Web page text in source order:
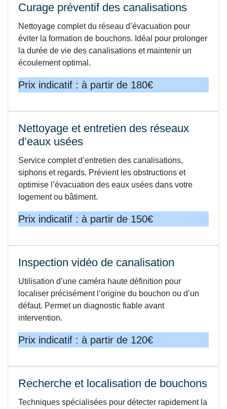
Curage préventif des canalisations
Nettoyage complet du réseau d’évacuation pour
éviter la formation de bouchons. Idéal pour prolonger
la durée de vie des canalisations et maintenir un
écoulement optimal.
Prix indicatif : à partir de 180€
Nettoyage et entretien des réseaux
d’eaux usées
Service complet d’entretien des canalisations,
siphons et regards. Prévient les obstructions et
optimise l’évacuation des eaux usées dans votre
logement ou bâtiment.
Prix indicatif : à partir de 150€
Inspection vidéo de canalisation
Utilisation d’une caméra haute définition pour
localiser précisément l’origine du bouchon ou d’un
défaut. Permet un diagnostic fiable avant
intervention.
Prix indicatif : à partir de 120€
Recherche et localisation de bouchons
Techniques spécialisées pour détecter rapidement la